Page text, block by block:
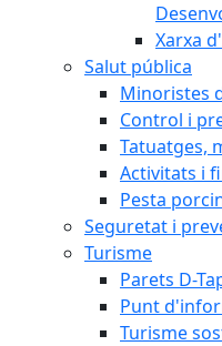
Xarxa
Salut pública
Minoristes
Control i
Tatuatges,
Activitats i
Pesta
Seguretat i
Turisme
Parets D-
Punt
Turisme